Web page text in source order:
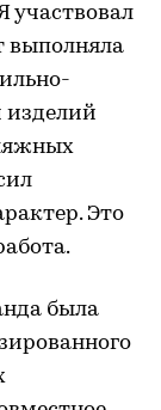
участвовал
выполняла
изделий
Это
была